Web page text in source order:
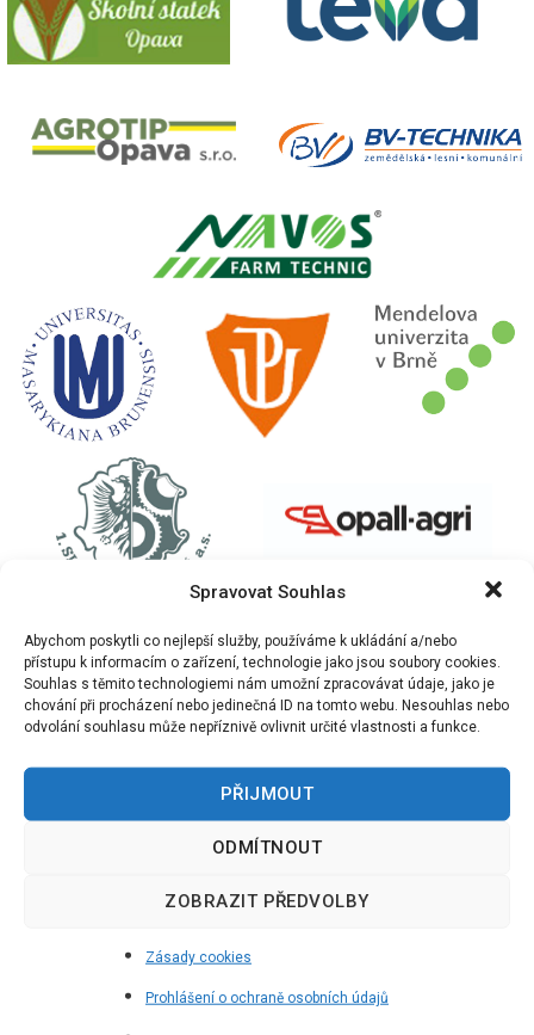
Spravovat Souhlas
Abychom poskytli co nejlepší služby, používáme k ukládání a/nebo
přístupu k informacím o zařízení, technologie jako jsou soubory cookies.
Souhlas s těmito technologiemi nám umožní zpracovávat údaje, jako je
chování při procházení nebo jedinečná ID na tomto webu. Nesouhlas nebo
odvolání souhlasu může nepříznivě ovlivnit určité vlastnosti a funkce.
PŘIJMOUT
ODMÍTNOUT
ZOBRAZIT PŘEDVOLBY
Zásady cookies
Prohlášení o ochraně osobních údajů